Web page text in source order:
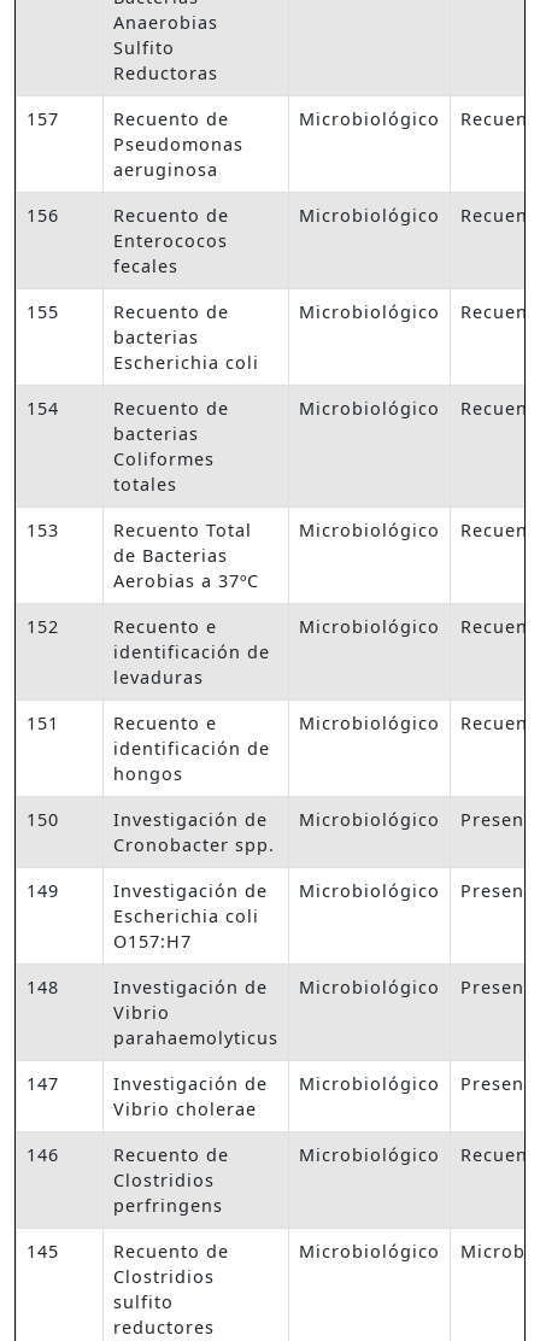
Anaerobias
Sulfito
Reductoras
157
Recuento de
Pseudomonas
aeruginosa
Microbiológico
156
Recuento de
Enterococos
fecales
Microbiológico
155
Recuento de
bacterias
Escherichia coli
Microbiológico
154
Recuento de
bacterias
Coliformes
totales
Microbiológico
153
Recuento Total
de Bacterias
Aerobias a 37ºC
Microbiológico
152
Recuento e
identificación de
levaduras
Microbiológico
151
Recuento e
identificación de
hongos
Microbiológico
150
Investigación de
Cronobacter spp.
Microbiológico
149
Investigación de
Escherichia coli
O157:H7
Microbiológico
148
Investigación de
Vibrio
parahaemolyticus
Microbiológico
147
Investigación de
Vibrio cholerae
Microbiológico
146
Recuento de
Clostridios
perfringens
Microbiológico
145
Recuento de
Clostridios
sulfito
reductores
Microbiológico